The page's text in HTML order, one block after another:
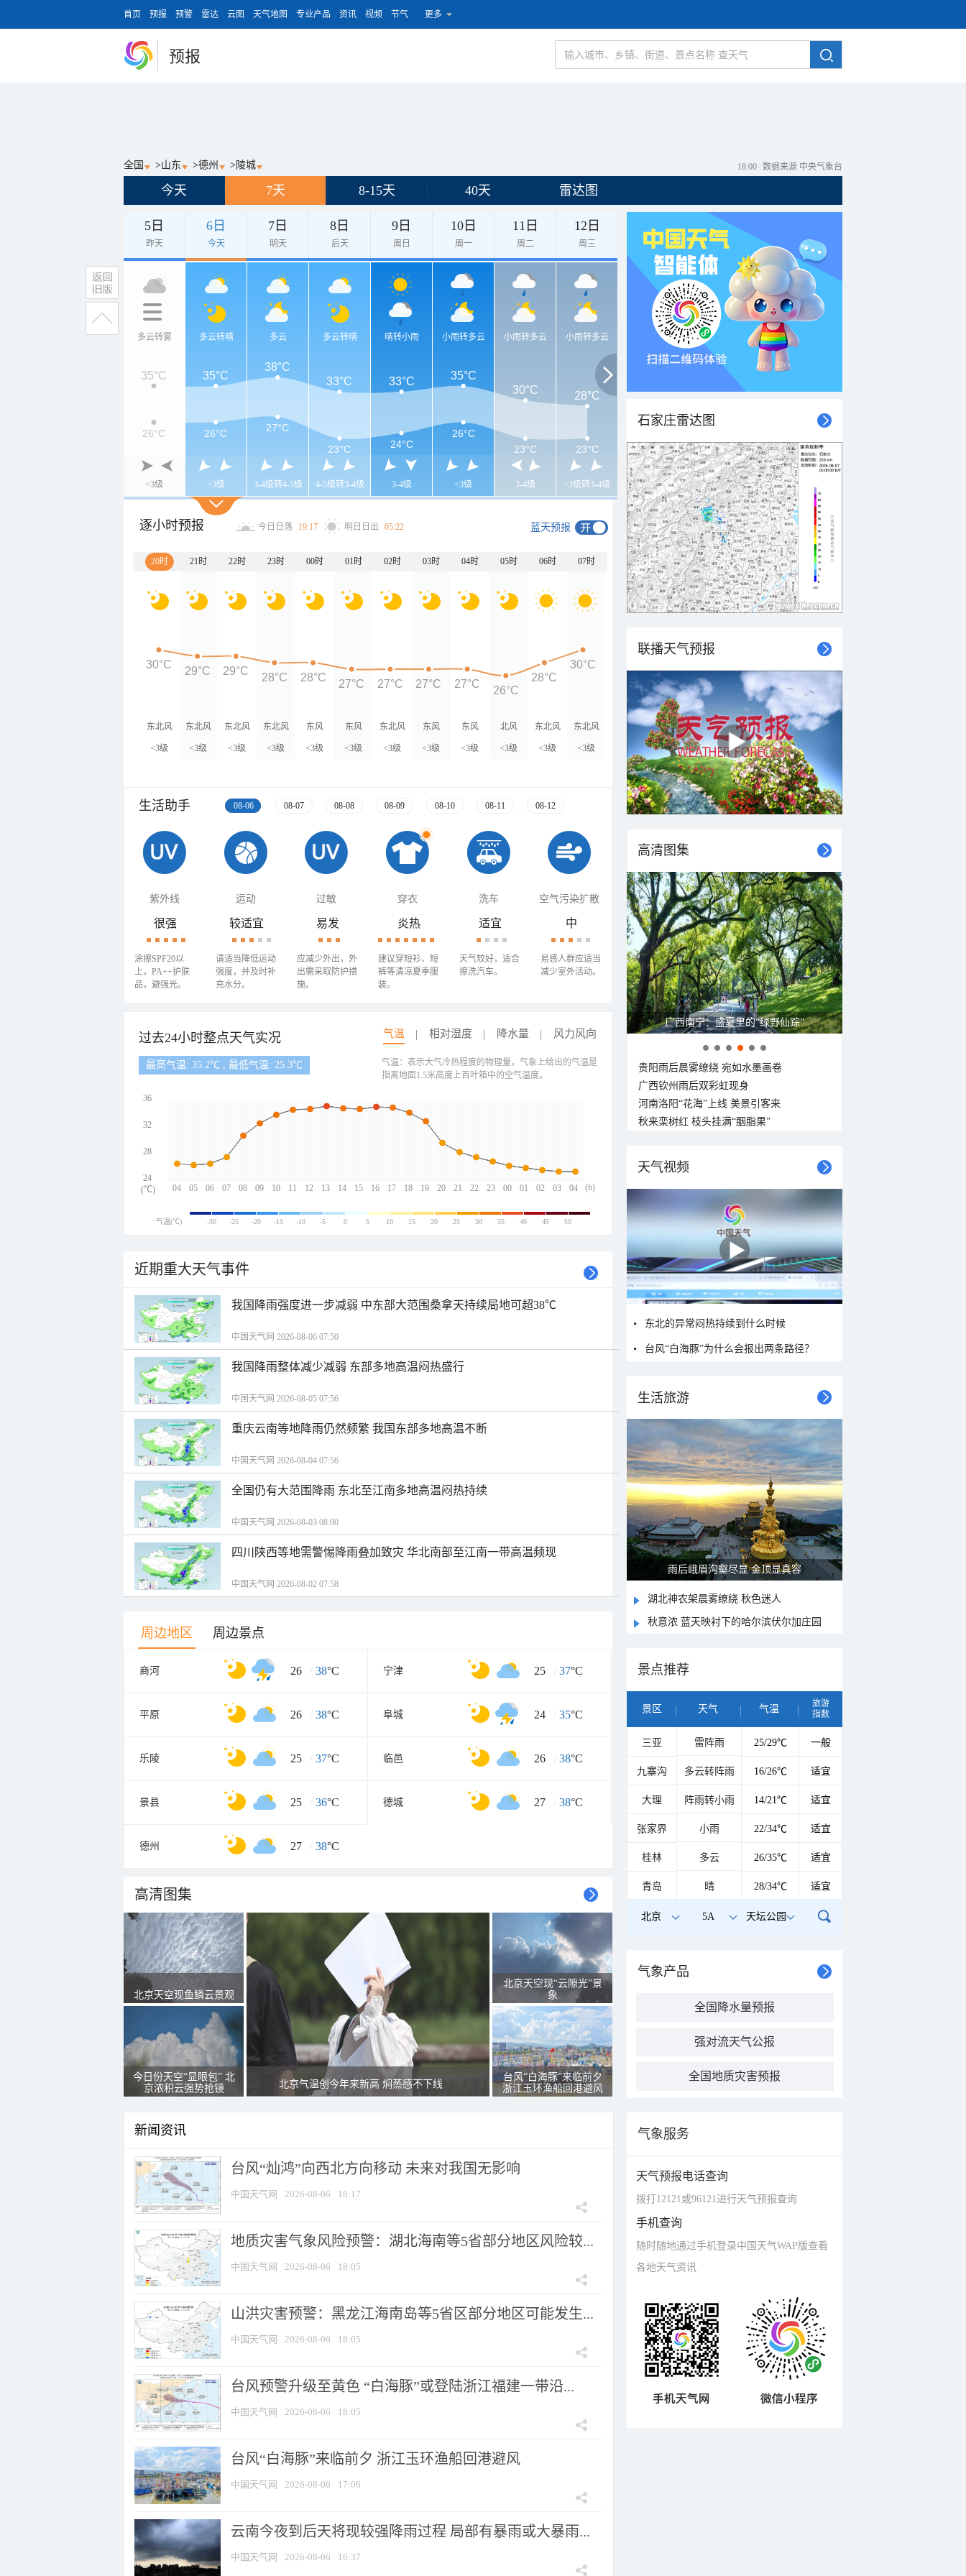
首页 预报 预警 雷达 云图 天气地图 专业产品 资讯 视频 节气 更多
预报
全国 >山东 >德州 > 陵城 18:00 数据来源 中央气象台
今天 7天 8-15天 40天 雷达图
5日
昨天
6日
今天
7日
明天
8日
后天
9日
周日
10日
周一
11日
周二
12日
周三
多云转雾
<3级
多云转晴
<3级
多云
3-4级转4-5级
多云转晴
4-5级转3-4级
晴转小雨
3-4级
小雨转多云
<3级
小雨转多云
3-4级
小雨转多云
<3级转3-4级
35°C 35°C
38°C
33°C
33°C
35°C
30°C
28°C
26°C 26°C
27°C
23°C
24°C
26°C
23°C
23°C
逐小时预报 今日日落 19:17 明日日出 05:22 蓝天预报
20时 21时 22时 23时 00时 01时 02时 03时 04时 05时 06时 07时
东北风
<3级
东北风
<3级
东北风
<3级
东北风
<3级
东风
<3级
东风
<3级
东北风
<3级
东风
<3级
东风
<3级
北风
<3级
东北风
<3级
东北风
<3级
30°C
29°C 29°C
28°C 28°C
27°C 27°C 27°C 27°C
26°C
28°C
30°C
生活助手 08-06 08-07 08-08 08-09 08-10 08-11 08-12
紫外线 运动 过敏 穿衣 洗车 空气污染扩散
很强
涂擦SPF20以
上，PA++护肤
品，避强光。
较适宜
请适当降低运动
强度，并及时补
充水分。
易发
应减少外出，外
出需采取防护措
施。
炎热
建议穿短衫、短
裤等清凉夏季服
装。
适宜
天气较好，适合
擦洗汽车。
中
易感人群应适当
减少室外活动。
过去24小时整点天气实况 气温 相对湿度 降水量 风力风向
最高气温: 35.2℃ , 最低气温: 25.3℃
04 05 06 07 08 09 10 11 12 13 14 15 16 17 18 19 20 21 22 23 00 01 02 03 04
36
32
28
24
(h)
(℃)
气温：表示大气冷热程度的物理量，气象上给出的气温是
指离地面1.5米高度上百叶箱中的空气温度。
气温(℃) -30 -25 -20 -15 -10 -5 0 5 10 15 20 25 30 35 40 45 50
近期重大天气事件
我国降雨强度进一步减弱 中东部大范围桑拿天持续局地可超38℃
中国天气网 2026-08-06 07:50
我国降雨整体减少减弱 东部多地高温闷热盛行
中国天气网 2026-08-05 07:56
重庆云南等地降雨仍然频繁 我国东部多地高温不断
中国天气网 2026-08-04 07:56
全国仍有大范围降雨 东北至江南多地高温闷热持续
中国天气网 2026-08-03 08:00
四川陕西等地需警惕降雨叠加致灾 华北南部至江南一带高温频现
中国天气网 2026-08-02 07:58
周边地区 周边景点
商河 26 / 38°C 宁津 25 / 37°C
平原 26 / 38°C 阜城 24 / 35°C
乐陵 25 / 37°C 临邑 26 / 38°C
景县 25 / 36°C 德城 27 / 38°C
德州 27 / 38°C
高清图集
北京天空现鱼鳞云景观
今日份天空“显眼包” 北
京浓积云强势抢镜
北京气温创今年来新高 焖蒸感不下线
北京天空现“云隙光”景
象
台风“白海豚”来临前夕
浙江玉环渔船回港避风
新闻资讯
台风“灿鸿”向西北方向移动 未来对我国无影响
中国天气网 2026-08-06 18:17
地质灾害气象风险预警：湖北海南等5省部分地区风险较...
中国天气网 2026-08-06 18:05
山洪灾害预警：黑龙江海南岛等5省区部分地区可能发生...
中国天气网 2026-08-06 18:05
台风预警升级至黄色 “白海豚”或登陆浙江福建一带沿...
中国天气网 2026-08-06 18:05
台风“白海豚”来临前夕 浙江玉环渔船回港避风
中国天气网 2026-08-06 17:06
云南今夜到后天将现较强降雨过程 局部有暴雨或大暴雨...
中国天气网 2026-08-06 16:37
石家庄雷达图
联播天气预报
高清图集
呼伦贝尔草原 藏着最治愈的蓝天白云
贵阳雨后晨雾缭绕 宛如水墨画卷
广西钦州雨后双彩虹现身
河南洛阳“花海”上线 美景引客来
秋来栾树红 枝头挂满“胭脂果”
天气视频
东北的异常闷热持续到什么时候
台风“白海豚”为什么会报出两条路径？
生活旅游
山水扇面：秋红点缀颐和园西堤
湖北神农架晨雾缭绕 秋色迷人
秋意浓 蓝天映衬下的哈尔滨伏尔加庄园
景点推荐
景区 天气 气温
旅游
指数
三亚 雷阵雨 25/29℃ 一般
九寨沟 多云转阵雨 16/26℃ 适宜
大理 阵雨转小雨 14/21℃ 适宜
张家界 小雨 22/34℃ 适宜
桂林 多云 26/35℃ 适宜
青岛 晴 28/34℃ 适宜
北京 5A 天坛公园
气象产品
全国降水量预报
强对流天气公报
全国地质灾害预报
气象服务
天气预报电话查询
拨打12121或96121进行天气预报查询
手机查询
随时随地通过手机登录中国天气WAP版查看
各地天气资讯